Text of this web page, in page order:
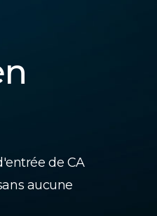
de CA
aucune